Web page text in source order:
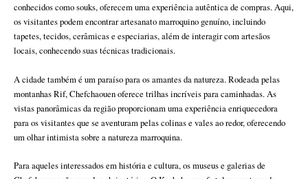
conhecidos como souks, oferecem uma experiência autêntica de compras. Aqui,
os visitantes podem encontrar artesanato marroquino genuíno, incluindo
tapetes, tecidos, cerâmicas e especiarias, além de interagir com artesãos
locais, conhecendo suas técnicas tradicionais.
A cidade também é um paraíso para os amantes da natureza. Rodeada pelas
montanhas Rif, Chefchaouen oferece trilhas incríveis para caminhadas. As
vistas panorâmicas da região proporcionam uma experiência enriquecedora
para os visitantes que se aventuram pelas colinas e vales ao redor, oferecendo
um olhar intimista sobre a natureza marroquina.
Para aqueles interessados em história e cultura, os museus e galerias de